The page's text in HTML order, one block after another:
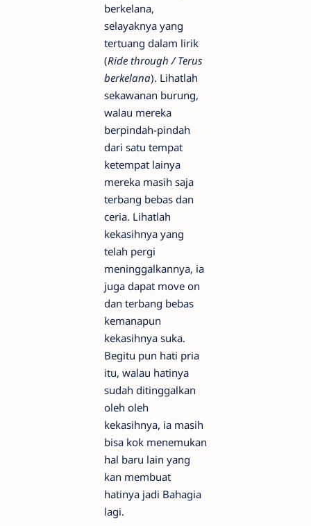
berkelana,
selayaknya yang
tertuang dalam lirik
(Ride through / Terus
berkelana). Lihatlah
sekawanan burung,
walau mereka
berpindah-pindah
dari satu tempat
ketempat lainya
mereka masih saja
terbang bebas dan
ceria. Lihatlah
kekasihnya yang
telah pergi
meninggalkannya, ia
juga dapat move on
dan terbang bebas
kemanapun
kekasihnya suka.
Begitu pun hati pria
itu, walau hatinya
sudah ditinggalkan
oleh oleh
kekasihnya, ia masih
bisa kok menemukan
hal baru lain yang
kan membuat
hatinya jadi Bahagia
lagi.